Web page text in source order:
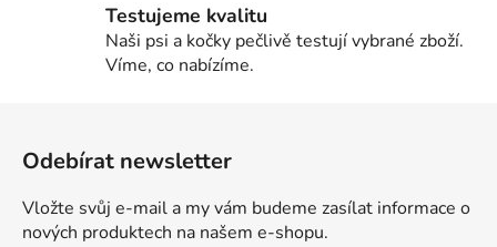
Testujeme kvalitu
Naši psi a kočky pečlivě testují vybrané zboží.
Víme, co nabízíme.
Odebírat newsletter
Vložte svůj e-mail a my vám budeme zasílat informace o
nových produktech na našem e-shopu.